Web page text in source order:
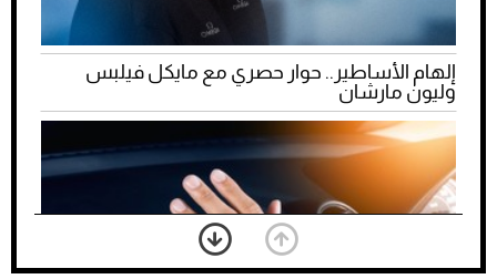
إلهام الأساطير.. حوار حصري مع مايكل فيلبس
وليون مارشان